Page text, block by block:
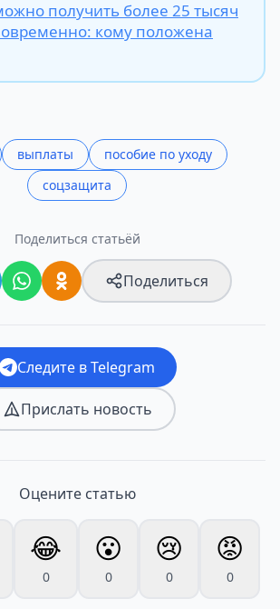
получить более 25 тысяч
кому положена
выплаты
пособие по уходу
соцзащита
Поделиться статьёй
Поделиться
Следите в Telegram
Прислать новость
Оцените статью
😂
0
😮
0
😢
0
😡
0